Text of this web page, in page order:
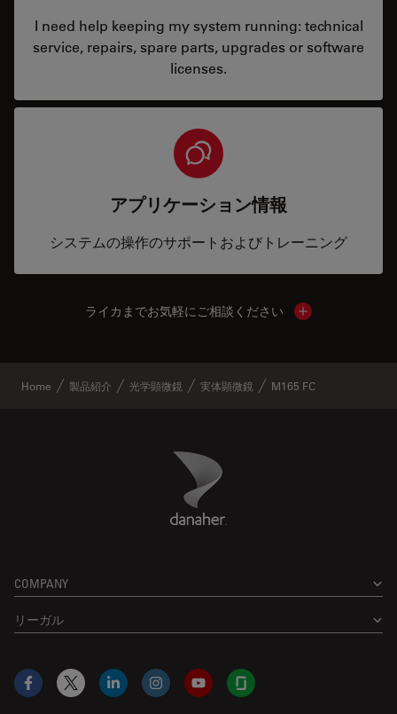
I need help keeping my system running: technical
service, repairs, spare parts, upgrades or software
licenses.
アプリケーション情報
システムの操作のサポートおよびトレーニング
ライカまでお気軽にご相談ください Show local
Home 製品紹介 光学顕微鏡 実体顕微鏡 M165 FC
Danaher Logo
COMPANY
リーガル
Facebook
X LinkedInInstagramYouTubeGlassdoor